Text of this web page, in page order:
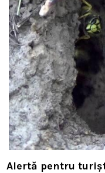
Alertă pentru